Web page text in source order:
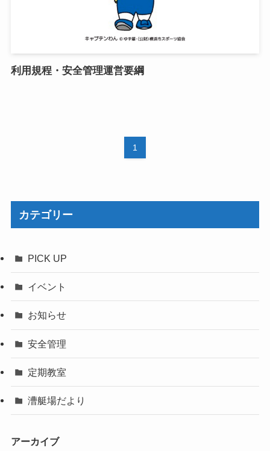
利用規程・安全管理運営要綱
1
カテゴリー
PICK UP
イベント
お知らせ
安全管理
定期教室
漕艇場だより
アーカイブ